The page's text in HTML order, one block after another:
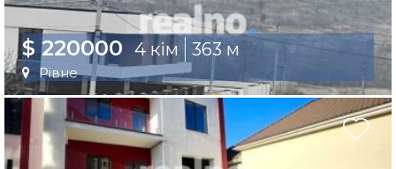
$ 220000 4 кім 363 м
Рівне